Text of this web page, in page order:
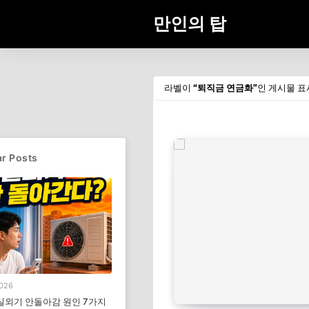
만인의 탑
라벨이 퇴직금 연금화 인 게시물 표
Posts
외기 안돌아감 원인 7가지